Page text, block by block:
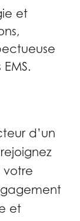
et
d’un
votre
et